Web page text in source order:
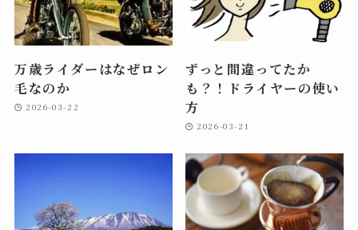
万歳ライダーはなぜロン
毛なのか
2026-03-22
ずっと間違ってたか
も？！ドライヤーの使い
方
2026-03-21